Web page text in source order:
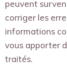
peuvent
corriger les
informations
vous apporter
traités.